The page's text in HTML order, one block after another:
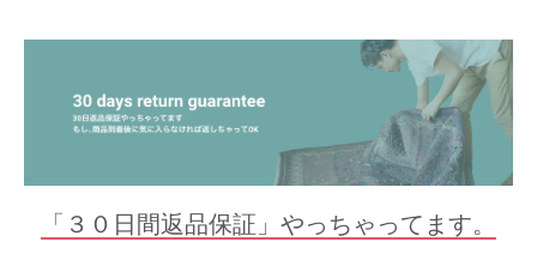
「３０日間返品保証」やっちゃってます。